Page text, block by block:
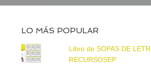
LO MÁS POPULAR
Libro de SOPAS DE
RECURSOSEP